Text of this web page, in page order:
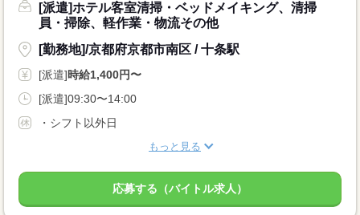
[派遣]ホテル客室清掃・ベッドメイキング、清掃
員・掃除、軽作業・物流その他
[勤務地]/京都府京都市南区 / 十条駅
[派遣]時給1,400円〜
[派遣]09:30〜14:00
・シフト以外日
もっと見る
応募する（バイトル求人）